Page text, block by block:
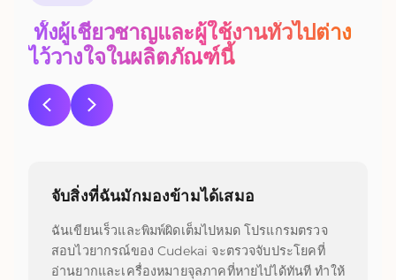
ทั้งผู้เชี่ยวชาญและผู้ใช้งานทั่วไปต่าง
ไว้วางใจในผลิตภัณฑ์นี้
จับสิ่งที่ฉันมักมองข้ามได้เสมอ
ฉันเขียนเร็วและพิมพ์ผิดเต็มไปหมด โปรแกรมตรวจ
สอบไวยากรณ์ของ Cudekai จะตรวจจับประโยคที่
อ่านยากและเครื่องหมายจุลภาคที่หายไปได้ทันที ทำให้